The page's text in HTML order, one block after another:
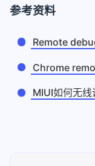
参考资料
Remote
Chrome
MIUI如何无线